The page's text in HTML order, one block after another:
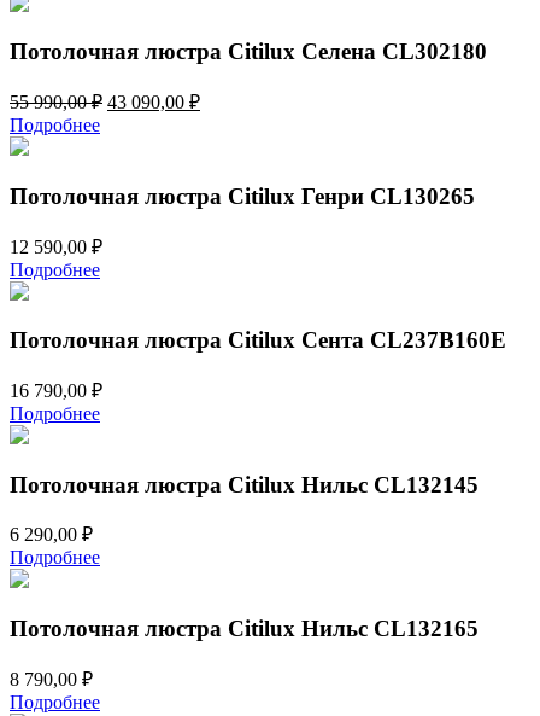
990,00 ₽.
Потолочная люстра Citilux Селена CL302180
55 990,00₽ Первоначальная
43 090,00 ₽Текущая
Подробнее
Потолочная люстра Citilux Генри CL130265
12 590,00 ₽
Подробнее
Потолочная люстра Citilux Сента CL237B160E
16 790,00 ₽
Подробнее
Потолочная люстра Citilux Нильс CL132145
6 290,00 ₽
Подробнее
Потолочная люстра Citilux Нильс CL132165
8 790,00 ₽
Подробнее